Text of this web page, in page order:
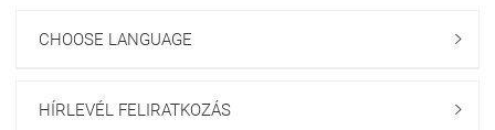
CHOOSE LANGUAGE 
HÍRLEVÉL FELIRATKOZÁS 